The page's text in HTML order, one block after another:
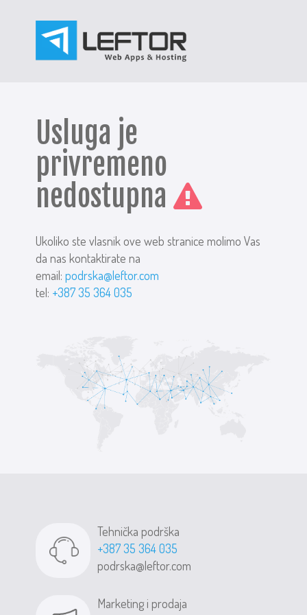
Usluga je
privremeno
nedostupna
Ukoliko ste vlasnik ove web stranice molimo Vas
da nas kontaktirate na
email:podrska@leftor.com
tel: +387 35 364 035
Tehnička podrška
+387 35 364 035
podrska@leftor.com
Marketing i prodaja